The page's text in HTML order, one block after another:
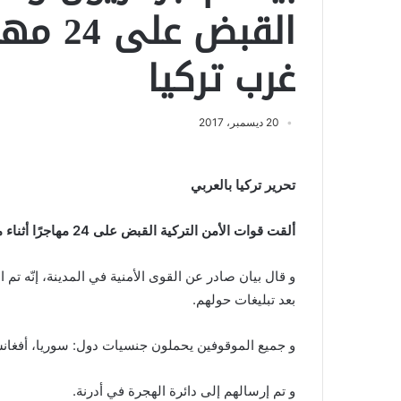
غرب تركيا
20 ديسمبر، 2017
تحرير تركيا بالعربي
ألقت قوات الأمن التركية القبض على 24 مهاجرًا أثناء محاولتهم العبور إلى الأراضي اليونانية بطريقة غير شرعية.
و قال بيان صادر عن القوى الأمنية في المدينة، إنّه
بعد تبليغات حولهم.
و جميع الموقوفين يحملون جنسيات دول: سوريا،
و تم إرسالهم إلى دائرة الهجرة في أدرنة.